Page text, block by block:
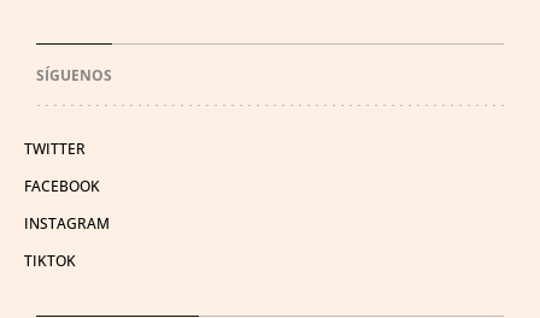
SÍGUENOS
TWITTER
FACEBOOK
INSTAGRAM
TIKTOK